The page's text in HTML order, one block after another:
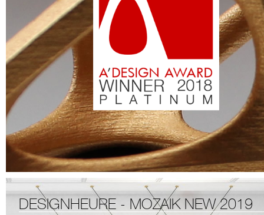
To the A'DESIGN AWARDS
www.designheure.com
DESIGNHEURE - MOZAIK NEW 2019